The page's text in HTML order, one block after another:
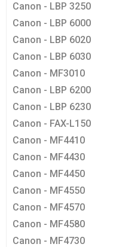
Canon - LBP 3250
Canon - LBP 6000
Canon - LBP 6020
Canon - LBP 6030
Canon - MF3010
Canon - LBP 6200
Canon - LBP 6230
Canon - FAX-L150
Canon - MF4410
Canon - MF4430
Canon - MF4450
Canon - MF4550
Canon - MF4570
Canon - MF4580
Canon - MF4730